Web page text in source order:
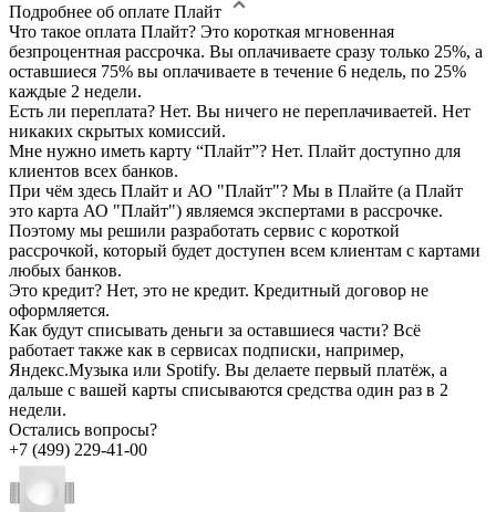
Подробнее об оплате Плайт
Что такое оплата Плайт? Это короткая мгновенная
безпроцентная рассрочка. Вы оплачиваете сразу только 25%, а
оставшиеся 75% вы оплачиваете в течение 6 недель, по 25%
каждые 2 недели.
Есть ли переплата? Нет. Вы ничего не переплачиваетей. Нет
никаких скрытых комиссий.
Мне нужно иметь карту “Плайт”? Нет. Плайт доступно для
клиентов всех банков.
При чём здесь Плайт и АО "Плайт"? Мы в Плайте (а Плайт
это карта АО "Плайт") являемся экспертами в рассрочке.
Поэтому мы решили разработать сервис с короткой
рассрочкой, который будет доступен всем клиентам с картами
любых банков.
Это кредит? Нет, это не кредит. Кредитный договор не
оформляется.
Как будут списывать деньги за оставшиеся части? Всё
работает также как в сервисах подписки, например,
Яндекс.Музыка или Spotify. Вы делаете первый платёж, а
дальше с вашей карты списываются средства один раз в 2
недели.
Остались вопросы?
+7 (499) 229-41-00